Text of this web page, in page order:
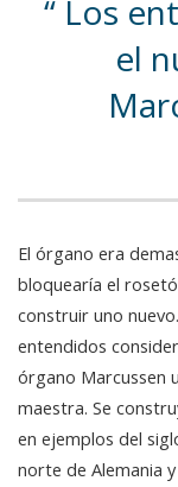
Los
el
El órgano era
bloquearía el
construir uno
entendidos
órgano Marcussen
maestra. Se
en ejemplos del
norte de Alemania